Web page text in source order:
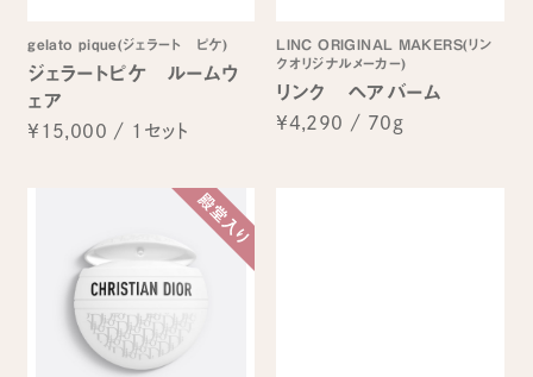
gelato pique(ジェラート ピケ)
ジェラートピケ ルームウ
ェア
¥15,000 / 1セット
LINC ORIGINAL MAKERS(リン
クオリジナルメーカー)
リンク ヘアバーム
¥4,290 / 70g